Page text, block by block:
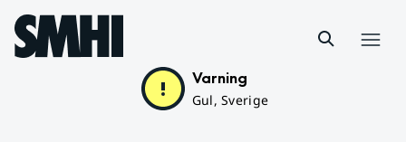
Hoppa till sidans innehåll
Varning
Gul, Sverige